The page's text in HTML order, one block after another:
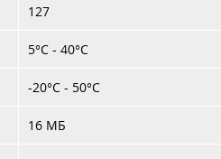
127
5°C - 40°C
-20°C - 50°C
16 МБ